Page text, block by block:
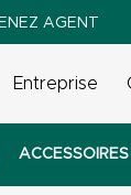
AGENT
Entreprise
ACCESSOIRES